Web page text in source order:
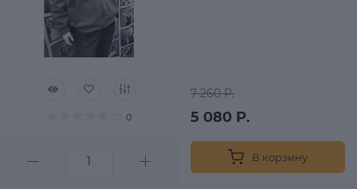
0
7 260 Р.
5 080 Р.
В корзину